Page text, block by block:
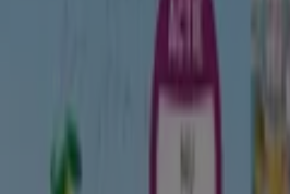
Amsterdam